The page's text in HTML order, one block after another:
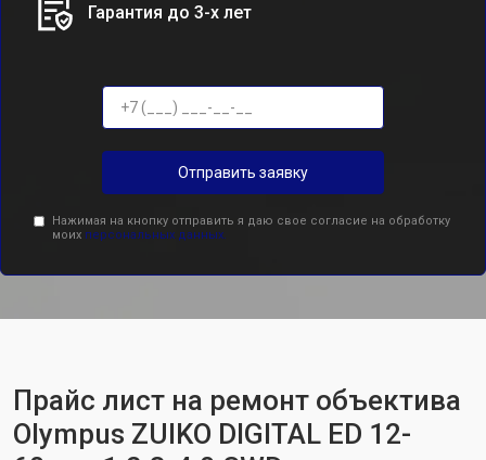
Гарантия до 3-х лет
Отправить заявку
Нажимая на кнопку отправить я даю свое согласие на обработку
моих персональных данных.
Прайс лист на ремонт объектива
Olympus ZUIKO DIGITAL ED 12-